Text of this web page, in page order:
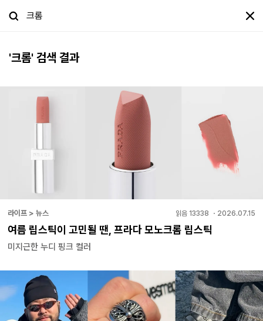
'크롬' 검색 결과
라이프 > 뉴스 읽음 13338 ・ 2026.07.15
여름 립스틱이 고민될 땐, 프라다 모노크롬 립스틱
미지근한 누디 핑크 컬러